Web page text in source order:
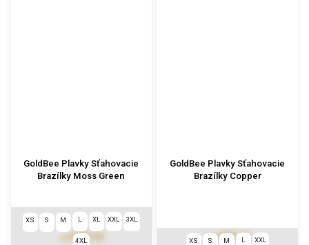
GoldBee Plavky Sťahovacie
Brazílky Moss Green
€49,10
XS S M L XL XXL 3XL
4XL
GoldBee Plavky Sťahovacie
Brazílky Copper
od€49,10
XS S M L XXL